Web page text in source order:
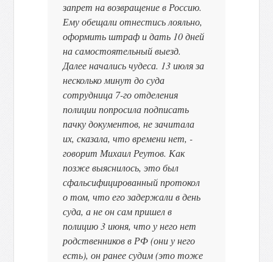
запрет на возвращение в Россию.
Ему обещали отнестись лояльно,
оформить штраф и дать 10 дней
на самостоятельный выезд.
Далее начались чудеса. 13 июля за
несколько минут до суда
сотрудница 7-го отделения
полиции попросила подписать
пачку документов, не зачитала
их, сказала, что времени нет, -
говорит Михаил Реутов. Как
позже выяснилось, это был
сфальсифицированный протокол
о том, что его задержали в день
суда, а не он сам пришел в
полицию 3 июня, что у него нет
родственников в РФ (они у него
есть), он ранее судим (это тоже